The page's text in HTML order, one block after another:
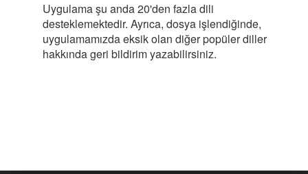
Uygulama şu anda 20'den fazla dili
desteklemektedir. Ayrıca, dosya işlendiğinde,
uygulamamızda eksik olan diğer popüler diller
hakkında geri bildirim yazabilirsiniz.